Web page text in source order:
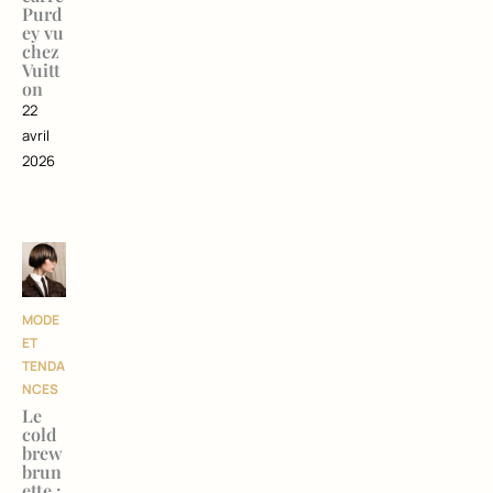
Purd
ey vu
chez
Vuitt
on
22
avril
2026
MODE
ET
TENDA
NCES
Le
cold
brew
brun